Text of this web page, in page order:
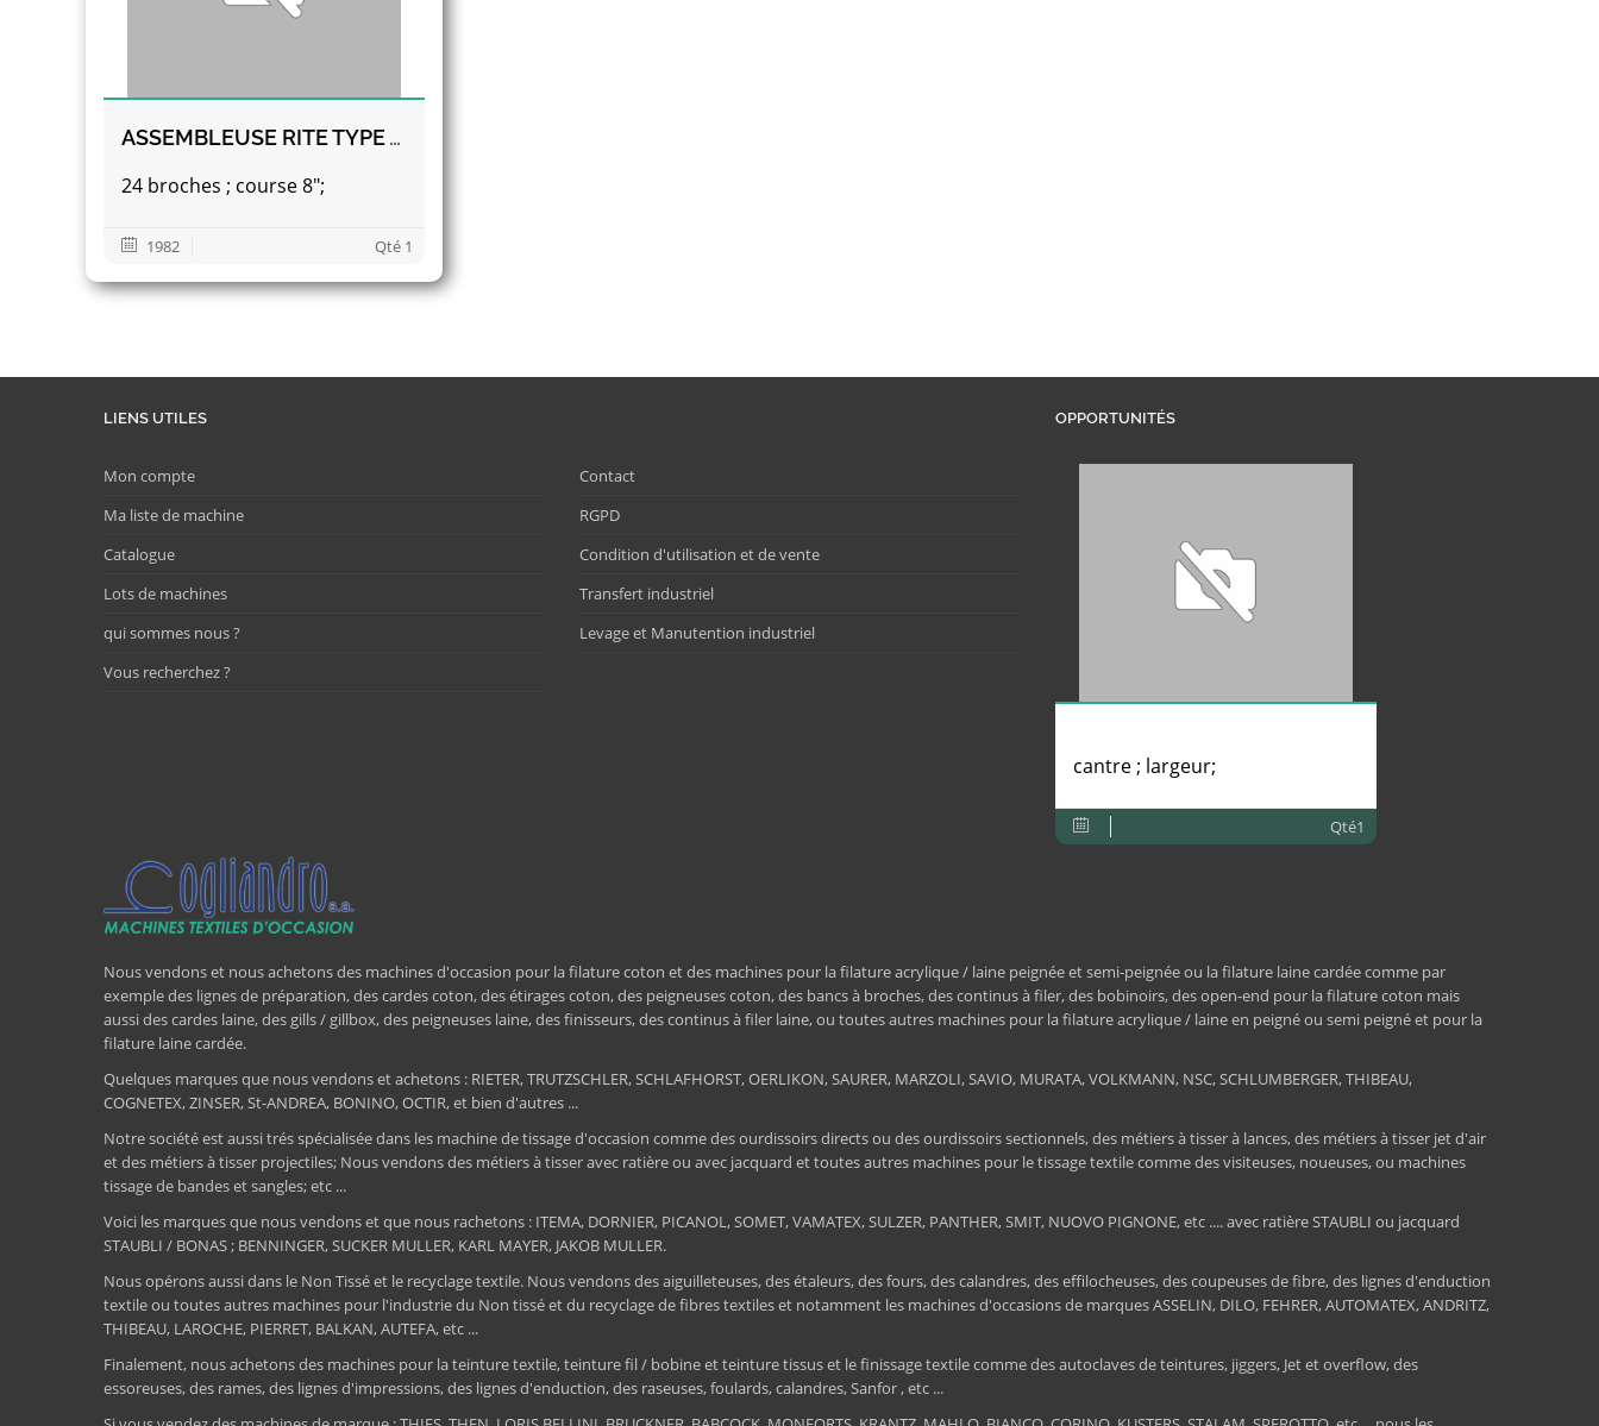
ASSEMBLEUSE RITE TYPE AGR 200
24 broches ; course 8";
1982 Qté 1
LIENS UTILES
Mon compte
Ma liste de machine
Catalogue
Lots de machines
qui sommes nous ?
Vous recherchez ?
Contact
RGPD
Condition d'utilisation et de vente
Transfert industriel
Levage et Manutention industriel
OPPORTUNITÉS
cantre ; largeur;
Qté1
Nous vendons et nous achetons des machines d'occasion pour la filature coton et des machines pour la filature acrylique / laine peignée et semi-peignée ou la filature laine cardée comme par
exemple des lignes de préparation, des cardes coton, des étirages coton, des peigneuses coton, des bancs à broches, des continus à filer, des bobinoirs, des open-end pour la filature coton mais
aussi des cardes laine, des gills / gillbox, des peigneuses laine, des finisseurs, des continus à filer laine, ou toutes autres machines pour la filature acrylique / laine en peigné ou semi peigné et pour la
filature laine cardée.
Quelques marques que nous vendons et achetons : RIETER, TRUTZSCHLER, SCHLAFHORST, OERLIKON, SAURER, MARZOLI, SAVIO, MURATA, VOLKMANN, NSC, SCHLUMBERGER, THIBEAU,
COGNETEX, ZINSER, St-ANDREA, BONINO, OCTIR, et bien d'autres ...
Notre société est aussi trés spécialisée dans les machine de tissage d'occasion comme des ourdissoirs directs ou des ourdissoirs sectionnels, des métiers à tisser à lances, des métiers à tisser jet d'air
et des métiers à tisser projectiles; Nous vendons des métiers à tisser avec ratière ou avec jacquard et toutes autres machines pour le tissage textile comme des visiteuses, noueuses, ou machines
tissage de bandes et sangles; etc ...
Voici les marques que nous vendons et que nous rachetons : ITEMA, DORNIER, PICANOL, SOMET, VAMATEX, SULZER, PANTHER, SMIT, NUOVO PIGNONE, etc .... avec ratière STAUBLI ou jacquard
STAUBLI / BONAS ; BENNINGER, SUCKER MULLER, KARL MAYER, JAKOB MULLER.
Nous opérons aussi dans le Non Tissé et le recyclage textile. Nous vendons des aiguilleteuses, des étaleurs, des fours, des calandres, des effilocheuses, des coupeuses de fibre, des lignes d'enduction
textile ou toutes autres machines pour l'industrie du Non tissé et du recyclage de fibres textiles et notamment les machines d'occasions de marques ASSELIN, DILO, FEHRER, AUTOMATEX, ANDRITZ,
THIBEAU, LAROCHE, PIERRET, BALKAN, AUTEFA, etc ...
Finalement, nous achetons des machines pour la teinture textile, teinture fil / bobine et teinture tissus et le finissage textile comme des autoclaves de teintures, jiggers, Jet et overflow, des
essoreuses, des rames, des lignes d'impressions, des lignes d'enduction, des raseuses, foulards, calandres, Sanfor , etc ...